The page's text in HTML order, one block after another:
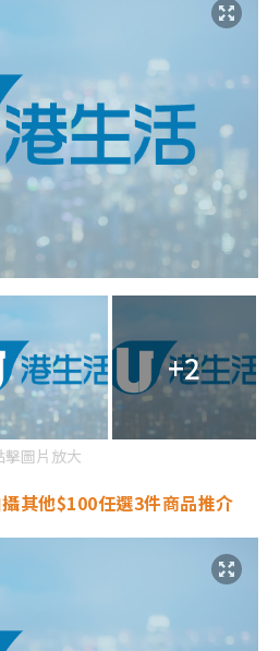
+2
擊圖片放大
其他$100任選3件商品推介